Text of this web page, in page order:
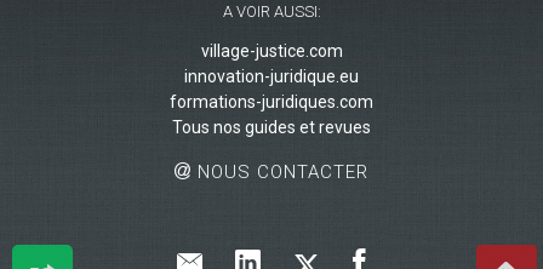
A VOIR AUSSI:
village-justice.com
innovation-juridique.eu
formations-juridiques.com
Tous nos guides et revues
NOUS CONTACTER